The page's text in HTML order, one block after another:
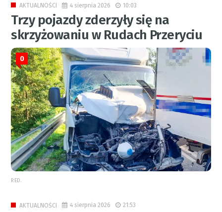
AKTUALNOŚCI 4 sierpnia 2026 10:03
Trzy pojazdy zderzyły się na
skrzyżowaniu w Rudach Przeryciu
0
RED.
AKTUALNOŚCI 4 sierpnia 2026 21:53